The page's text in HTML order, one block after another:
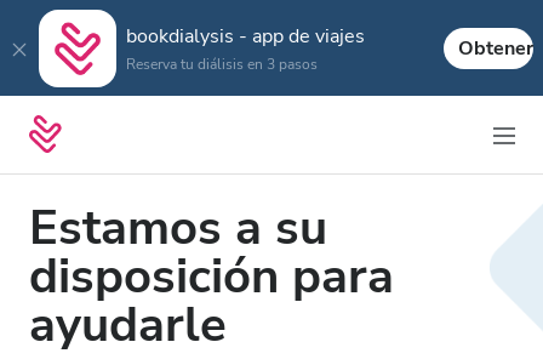
bookdialysis - app de viajes
Reserva tu diálisis en 3 pasos
Obtener
Estamos a su
disposición para
ayudarle